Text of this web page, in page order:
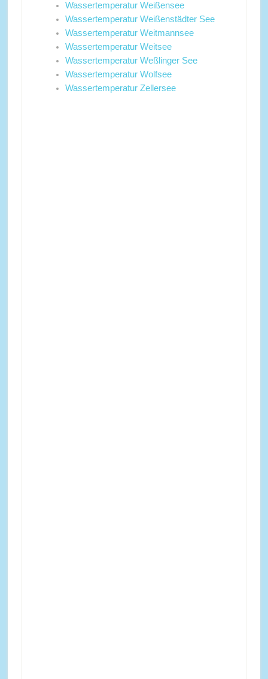
Wassertemperatur Weißensee
Wassertemperatur Weißenstädter See
Wassertemperatur Weitmannsee
Wassertemperatur Weitsee
Wassertemperatur Weßlinger See
Wassertemperatur Wolfsee
Wassertemperatur Zellersee